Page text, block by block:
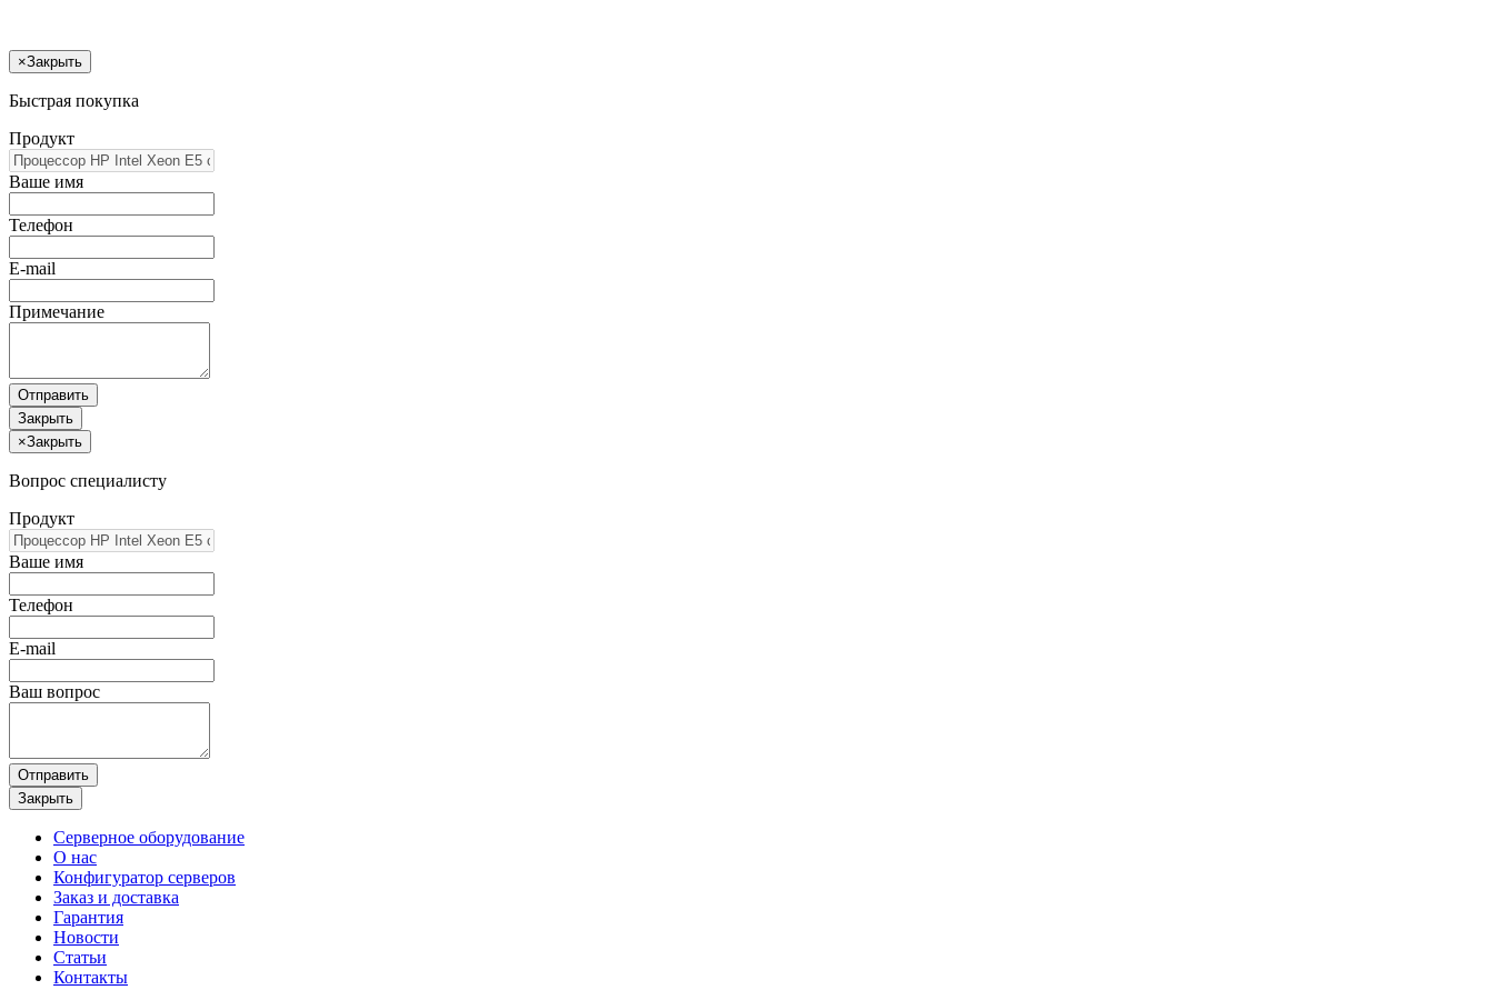
×Закрыть
Быстрая покупка
Продукт
Ваше имя
Телефон
E-mail
Примечание
Отправить
Закрыть
×Закрыть
Вопрос специалисту
Продукт
Ваше имя
Телефон
E-mail
Ваш вопрос
Отправить
Закрыть
Серверное оборудование
О нас
Конфигуратор серверов
Заказ и доставка
Гарантия
Новости
Статьи
Контакты